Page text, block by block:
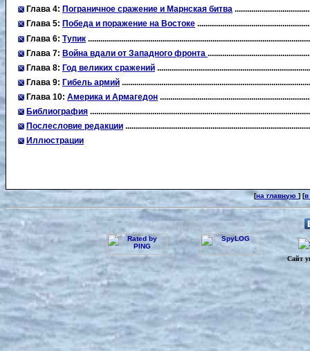
Глава 4: Пограничное сражение и Марнская битва
Глава 5: Победа и поражение на Востоке
Глава 6: Тупик
Глава 7: Война вдали от Западного фронта
Глава 8: Год великих сражений
Глава 9: Гибель армий
Глава 10: Америка и Армагедон
Библиография
Послесловие редакции
Иллюстрации
[на главную ] [в
Сайт